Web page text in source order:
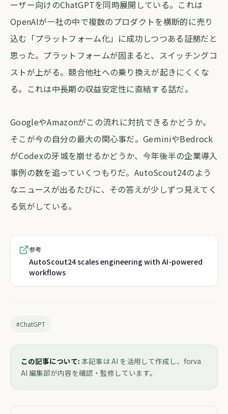
ーザー向けのChatGPTを同時展開している。これは
OpenAIが一社の中で複数のプロダクトを横断的に売り
込む「プラットフォーム化」に成功しつつある証拠だと
思った。プラットフォームが固まると、スイッチングコ
ストが上がる。競合他社への乗り換えが起きにくくな
る。これは中長期の収益安定性に直結する話だ。
GoogleやAmazonがこの流れに対抗できるかどうか。
そこが今の自分の最大の関心事だ。GeminiやBedrock
がCodexの牙城を崩せるかどうか、今年後半の企業導入
事例の数を追っていくつもりだ。AutoScout24のよう
なニュースが出るたびに、その答えが少しずつ見えてく
る気がしている。
参考
AutoScout24 scales engineering with AI-powered
workflows
#ChatGPT
この記事について: 本記事は AI を活用して作成し、forva
AI 編集部が内容を確認・監修しています。